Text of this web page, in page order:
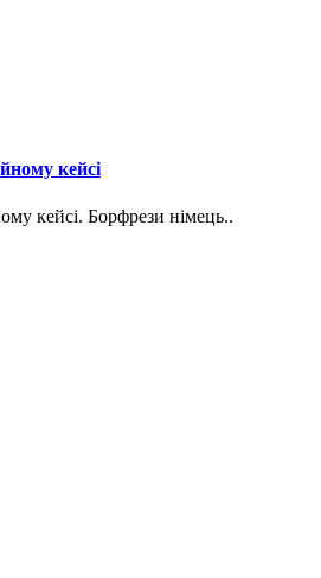
кейсі
кейсі. Борфрези німець..